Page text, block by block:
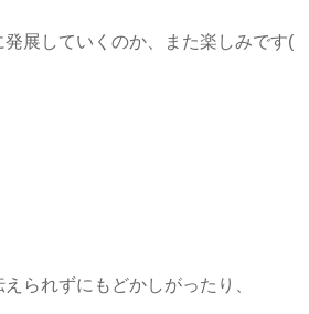
展していくのか、また楽しみです(
られずにもどかしがったり、